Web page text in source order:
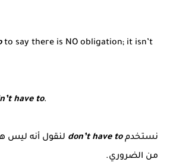
to say there is NO obligation; it isn’t
have to.
نستخدمdon’t have to لنقول أنه ليس
من الضروري.